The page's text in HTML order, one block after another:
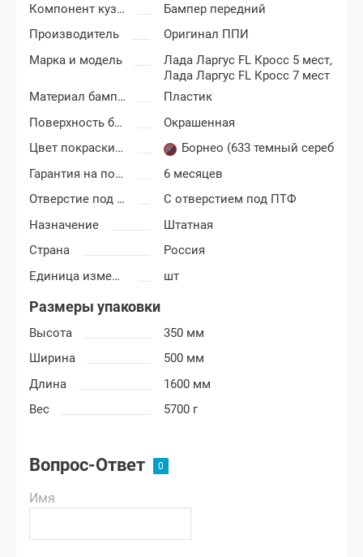
Компонент кузова
Бампер передний
Производитель
Оригинал ППИ
Марка и модель
Лада Ларгус FL Кросс 5 мест,
Лада Ларгус FL Кросс 7 мест
Материал бампера
Пластик
Поверхность бампера
Окрашенная
Цвет покраски Лада Ларгус
Борнео (633 темный
Гарантия на покраску
6 месяцев
Отверстие под ПТФ
С отверстием под ПТФ
Назначение
Штатная
Страна
Россия
Единица измерения
шт
Размеры упаковки
Высота
350 мм
Ширина
500 мм
Длина
1600 мм
Вес
5700 г
Вопрос-Ответ
Имя